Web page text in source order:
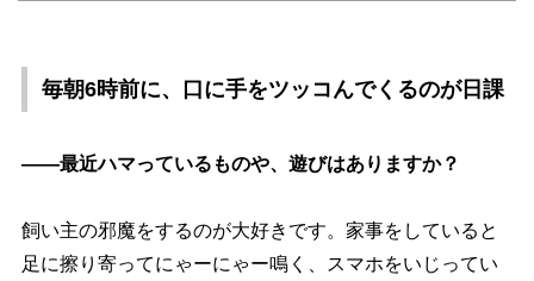
毎朝6時前に、口に手をツッコんでくるのが日課
――最近ハマっているものや、遊びはありますか？
飼い主の邪魔をするのが大好きです。家事をしていると
足に擦り寄ってにゃーにゃー鳴く、スマホをいじってい